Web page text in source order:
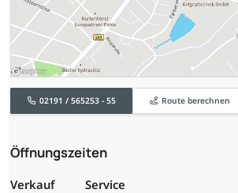
02191 / 565253 - 55 Route berechnen
Öffnungszeiten
Verkauf Service